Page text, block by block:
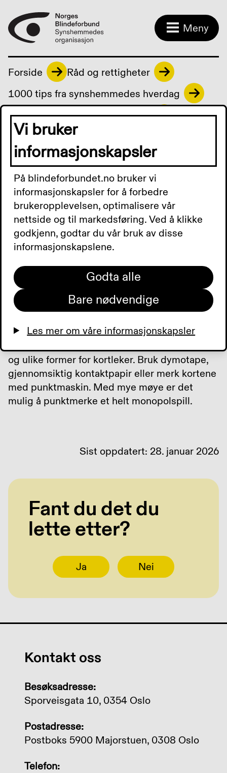
Meny
Forside
Råd og rettigheter
1000 tips fra synshemmedes hverdag
Barn og synshemmede foreldre
Leker og spill
Spille spill når barn
og/eller foreldre er
synshemmede
Kjøp leker og spill gjennom Synshjeplemidler
AS.
og ulike former for kortleker. Bruk dymotape,
gjennomsiktig kontaktpapir eller merk kortene
med punktmaskin. Med mye møye er det
mulig å punktmerke et helt monopolspill.
Sist oppdatert: 28. januar 2026
Fant du det du
lette etter?
Ja Nei
Kontakt oss
Besøksadresse:
Sporveisgata 10, 0354 Oslo
Postadresse:
Postboks 5900 Majorstuen, 0308 Oslo
Telefon:
Vi bruker
informasjonskapsler
På blindeforbundet.no bruker vi
informasjonskapsler for å forbedre
brukeropplevelsen, optimalisere vår
nettside og til markedsføring. Ved å klikke
godkjenn, godtar du vår bruk av disse
informasjonskapslene.
Godta alle
Bare nødvendige
Les mer om våre informasjonskapsler